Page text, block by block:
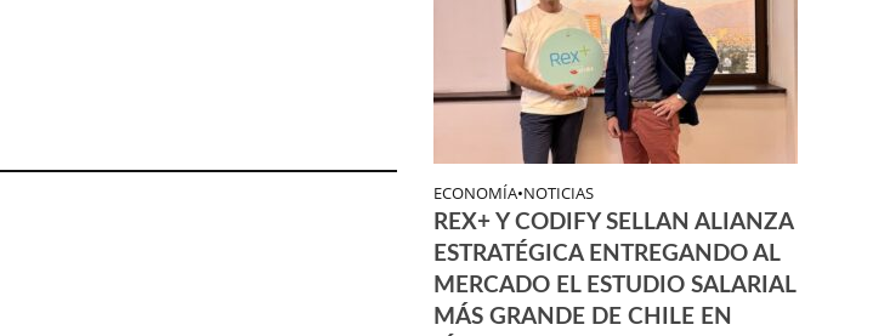
ECONOMÍA•NOTICIAS
REX+ Y CODIFY SELLAN ALIANZA
ESTRATÉGICA ENTREGANDO AL
MERCADO EL ESTUDIO SALARIAL
MÁS GRANDE DE CHILE EN